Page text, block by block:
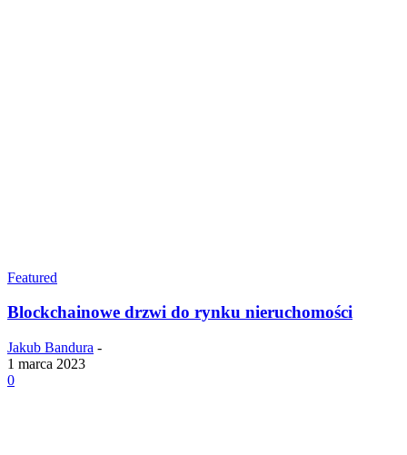
Featured
Blockchainowe drzwi do rynku nieruchomości
Jakub Bandura -
1 marca 2023
0